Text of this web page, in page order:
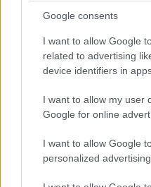
Google consents
I want to allow Google
related to advertising
device identifiers in
I want to allow my user
Google for online
I want to allow Google
personalized advertising.
και μάθετε